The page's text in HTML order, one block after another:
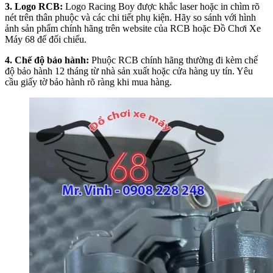
3. Logo RCB: Logo Racing Boy được khắc laser hoặc in chìm rõ
nét trên thân phuộc và các chi tiết phụ kiện. Hãy so sánh với hình
ảnh sản phẩm chính hãng trên website của RCB hoặc Đồ Chơi Xe
Máy 68 để đối chiếu.
4. Chế độ bảo hành: Phuộc RCB chính hãng thường đi kèm chế
độ bảo hành 12 tháng từ nhà sản xuất hoặc cửa hàng uy tín. Yêu
cầu giấy tờ bảo hành rõ ràng khi mua hàng.